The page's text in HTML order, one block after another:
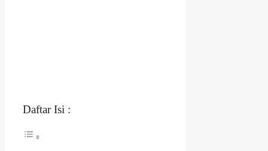
Daftar Isi :